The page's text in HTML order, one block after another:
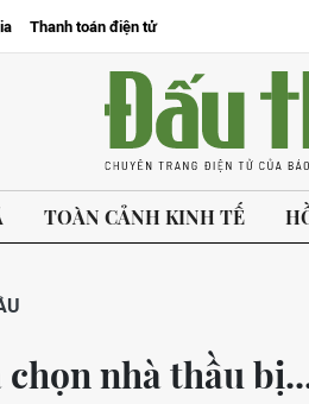
Thanh toán điện tử
TOÀN CẢNH KINH TẾ
nhà thầu